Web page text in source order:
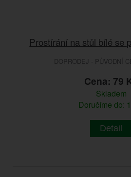
Prostírání na stůl bílé se
DOPRODEJ - PŮVODNÍ
Cena: 79
Skladem
Doručíme do:
Detail